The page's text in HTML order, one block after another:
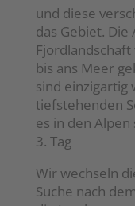
und diese
das Gebiet.
bis ans Meer
sind einzigartig
tiefstehenden
es in den Alpen
3. Tag
Wir wechseln
Suche nach